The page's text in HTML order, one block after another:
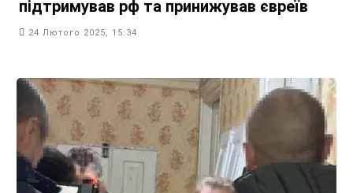
підтримував рф та принижував євреїв
24 Лютого 2025, 15:34